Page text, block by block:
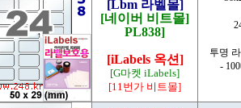
[Lbm 라벨몰]
[네이버 비트몰]
PL838]
[iLabels 옥션]
[G마켓 iLabels]
[11번가 비트몰]
투명
-